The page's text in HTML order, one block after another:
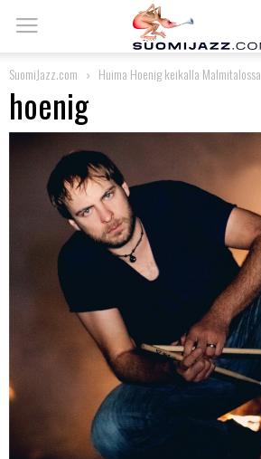
SuomiJazz.com Huima Hoenig keikalla Malmitalossa
hoenig